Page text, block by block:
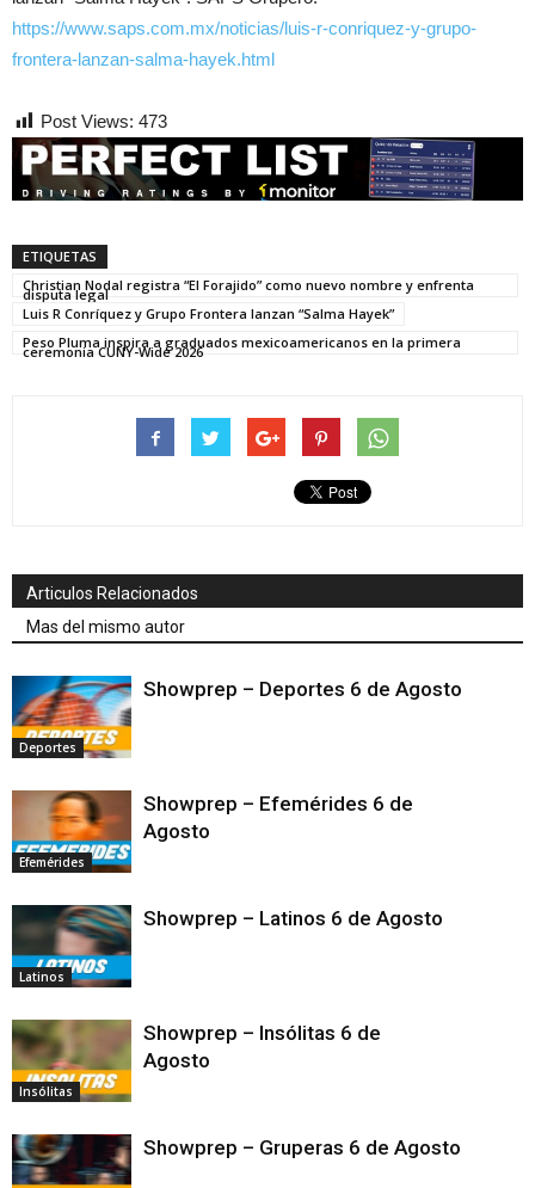
https://www.saps.com.mx/noticias/luis-r-conriquez-y-grupo-
frontera-lanzan-salma-hayek.html
Post Views: 473
ETIQUETAS
Christian Nodal registra “El Forajido” como nuevo nombre y enfrenta
disputa legal
Luis R Conríquez y Grupo Frontera lanzan “Salma Hayek”
Peso Pluma inspira a graduados mexicoamericanos en la primera
ceremonia CUNY-Wide 2026
Articulos Relacionados
Mas del mismo autor
Deportes
Showprep – Deportes 6 de Agosto
Efemérides
Showprep – Efemérides 6 de
Agosto
Latinos
Showprep – Latinos 6 de Agosto
Insólitas
Showprep – Insólitas 6 de
Agosto
Showprep – Gruperas 6 de Agosto